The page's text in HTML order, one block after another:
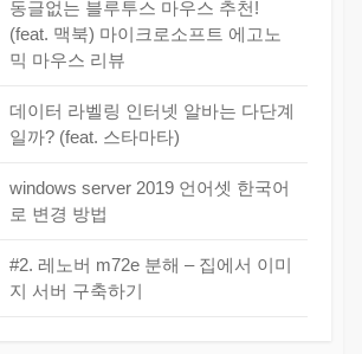
동글없는 블루투스 마우스 추천!
(feat. 맥북) 마이크로소프트 에고노
믹 마우스 리뷰
데이터 라벨링 인터넷 알바는 다단계
일까? (feat. 스타마타)
windows server 2019 언어셋 한국어
로 변경 방법
#2. 레노버 m72e 분해 – 집에서 이미
지 서버 구축하기